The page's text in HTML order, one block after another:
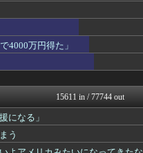
ガジェット2ch
かせまと！
わんこーる速報！
不思議.net - 5ch...
海外の反応スポーツ
いたしん！
なんJ PRIDE
4000万円得た」
15611 in / 77744 out
になる」
う